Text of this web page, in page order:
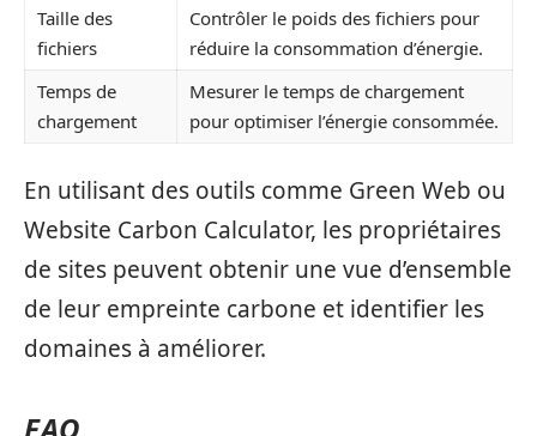
Taille des
fichiers
Contrôler le poids des fichiers pour
réduire la consommation d’énergie.
Temps de
chargement
Mesurer le temps de chargement
pour optimiser l’énergie consommée.
En utilisant des outils comme Green Web ou
Website Carbon Calculator, les propriétaires
de sites peuvent obtenir une vue d’ensemble
de leur empreinte carbone et identifier les
domaines à améliorer.